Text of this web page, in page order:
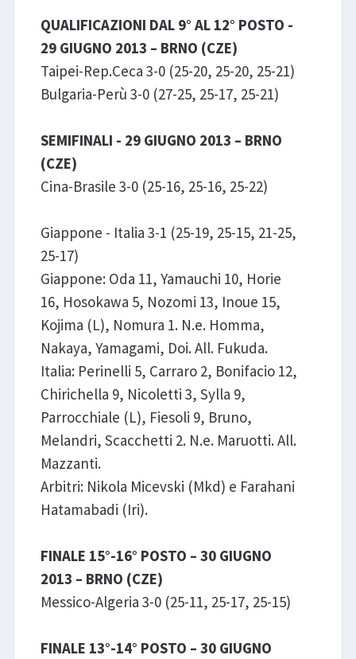
QUALIFICAZIONI DAL 9° AL 12° POSTO -
29 GIUGNO 2013 – BRNO (CZE)
Taipei-Rep.Ceca 3-0 (25-20, 25-20, 25-21)
Bulgaria-Perù 3-0 (27-25, 25-17, 25-21)
SEMIFINALI - 29 GIUGNO 2013 – BRNO
(CZE)
Cina-Brasile 3-0 (25-16, 25-16, 25-22)
Giappone - Italia 3-1 (25-19, 25-15, 21-25,
25-17)
Giappone: Oda 11, Yamauchi 10, Horie
16, Hosokawa 5, Nozomi 13, Inoue 15,
Kojima (L), Nomura 1. N.e. Homma,
Nakaya, Yamagami, Doi. All. Fukuda.
Italia: Perinelli 5, Carraro 2, Bonifacio 12,
Chirichella 9, Nicoletti 3, Sylla 9,
Parrocchiale (L), Fiesoli 9, Bruno,
Melandri, Scacchetti 2. N.e. Maruotti. All.
Mazzanti.
Arbitri: Nikola Micevski (Mkd) e Farahani
Hatamabadi (Iri).
FINALE 15°-16° POSTO – 30 GIUGNO
2013 – BRNO (CZE)
Messico-Algeria 3-0 (25-11, 25-17, 25-15)
FINALE 13°-14° POSTO – 30 GIUGNO